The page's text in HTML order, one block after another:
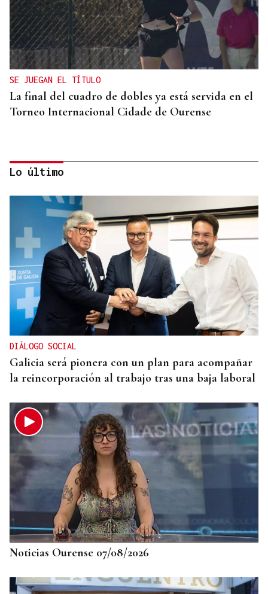
SE JUEGAN EL TÍTULO
La final del cuadro de dobles ya está servida en el
Torneo Internacional Cidade de Ourense
TERCERA FEDERACIÓN
El Arenteiro salda la deuda con los jugadores un
día antes del final del plazo
Lo último
DIÁLOGO SOCIAL
Galicia será pionera con un plan para acompañar
la reincorporación al trabajo tras una baja laboral
Noticias Ourense 07/08/2026